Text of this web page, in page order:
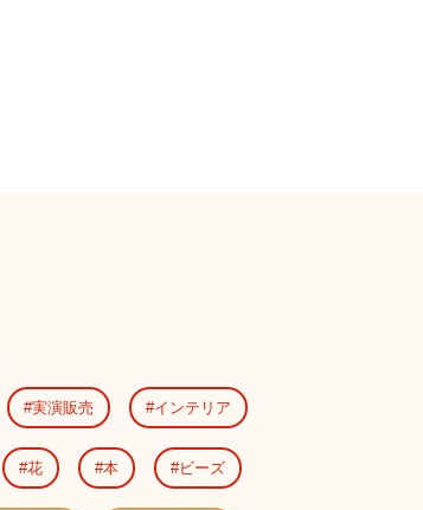
実演販売 インテリア
花 本 ビーズ